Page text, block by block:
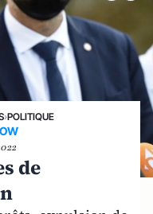
›POLITIQUE
de